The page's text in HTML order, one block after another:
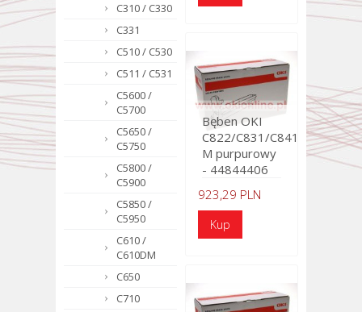
C310 / C330
C331
C510 / C530
C511 / C531
C5600 /
C5700
C5650 /
C5750
C5800 /
C5900
C5850 /
C5950
C610 /
C610DM
C650
C710
Bęben OKI
C822/C831/C841
M purpurowy
- 44844406
923,29 PLN